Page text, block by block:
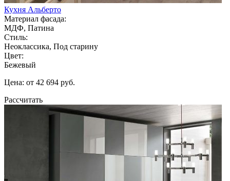
Кухня Альберто
Материал фасада:
МДФ, Патина
Стиль:
Неоклассика, Под старину
Цвет:
Бежевый
Цена: от 42 694 руб.
Рассчитать